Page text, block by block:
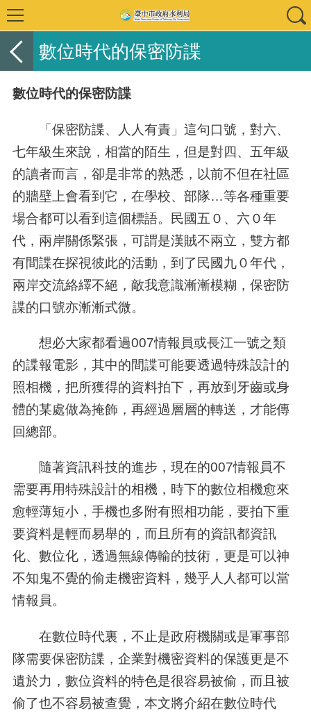
數位時代的保密防諜
數位時代的保密防諜
「保密防諜、人人有責」這句口號，對六、
七年級生來說，相當的陌生，但是對四、五年級
的讀者而言，卻是非常的熟悉，以前不但在社區
的牆壁上會看到它，在學校、部隊…等各種重要
場合都可以看到這個標語。民國五０、六０年
代，兩岸關係緊張，可謂是漢賊不兩立，雙方都
有間諜在探視彼此的活動，到了民國九０年代，
兩岸交流絡繹不絕，敵我意識漸漸模糊，保密防
諜的口號亦漸漸式微。
想必大家都看過007情報員或長江一號之類
的諜報電影，其中的間諜可能要透過特殊設計的
照相機，把所獲得的資料拍下，再放到牙齒或身
體的某處做為掩飾，再經過層層的轉送，才能傳
回總部。
隨著資訊科技的進步，現在的007情報員不
需要再用特殊設計的相機，時下的數位相機愈來
愈輕薄短小，手機也多附有照相功能，要拍下重
要資料是輕而易舉的，而且所有的資訊都資訊
化、數位化，透過無線傳輸的技術，更是可以神
不知鬼不覺的偷走機密資料，幾乎人人都可以當
情報員。
在數位時代裏，不止是政府機關或是軍事部
隊需要保密防諜，企業對機密資料的保護更是不
遺於力，數位資料的特色是很容易被偷，而且被
偷了也不容易被查覺，本文將介紹在數位時代